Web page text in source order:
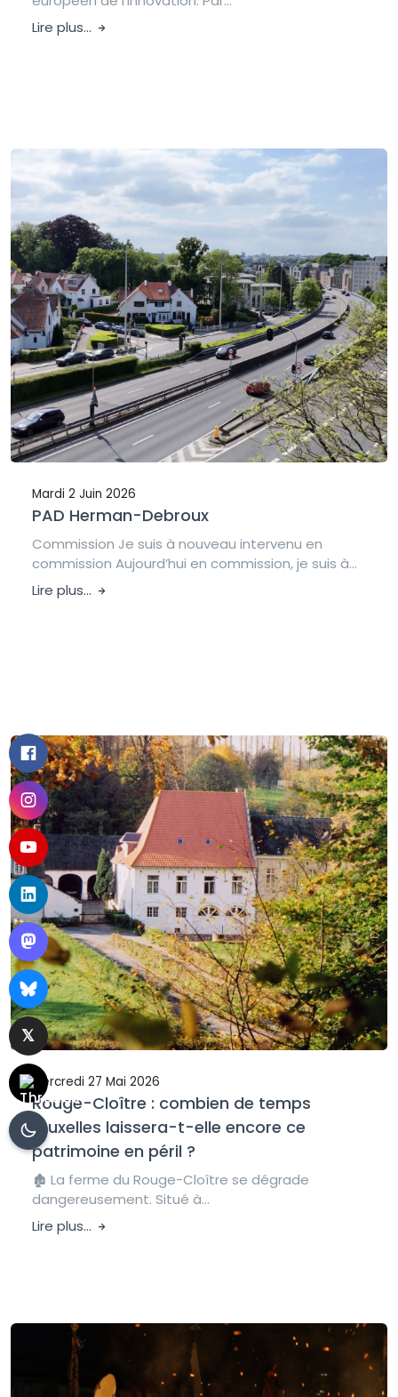
Lire plus...
Mardi 2 Juin 2026
PAD Herman-Debroux
Commission Je suis à nouveau intervenu en
commission Aujourd’hui en commission, je suis à...
Lire plus...
Mercredi 27 Mai 2026
Rouge-Cloître : combien de temps
Bruxelles laissera-t-elle encore ce
patrimoine en péril ?
🏚️ La ferme du Rouge-Cloître se dégrade
dangereusement. Situé à...
Lire plus...